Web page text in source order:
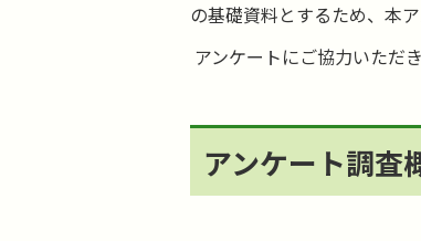
の基礎資料とするため、本
アンケートにご協力いただ
アンケート調査